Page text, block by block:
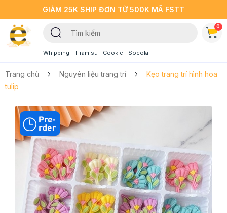
GIẢM 25K SHIP ĐƠN TỪ 500K MÃ FSTT
Whipping Tiramisu Cookie Socola
0
Trang chủ Nguyên liệu trang trí
Kẹo trang trí hình hoa
tulip